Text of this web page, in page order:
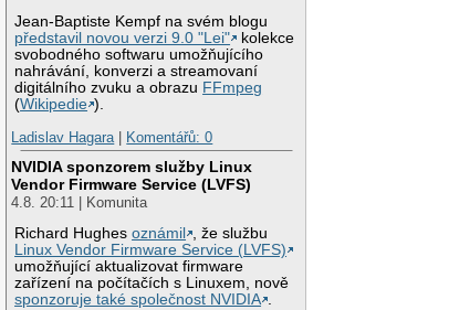
Jean-Baptiste Kempf na svém blogu
představil novou verzi 9.0 "Lei"
kolekce
svobodného softwaru umožňujícího
nahrávání, konverzi a streamovaní
digitálního zvuku a obrazu FFmpeg
(Wikipedie ).
Ladislav Hagara| Komentářů: 0
NVIDIA sponzorem služby Linux
Vendor Firmware Service (LVFS)
4.8. 20:11 | Komunita
Richard Hughesoznámil
, že službu
Linux Vendor Firmware Service (LVFS)
umožňující aktualizovat firmware
zařízení na počítačích s Linuxem, nově
sponzoruje také společnost NVIDIA .